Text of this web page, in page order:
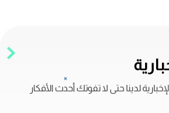
لدينا حتى لا تفوتك أحدث الأفكار